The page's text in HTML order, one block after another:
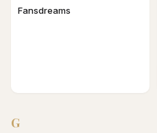
Fansdreams
G